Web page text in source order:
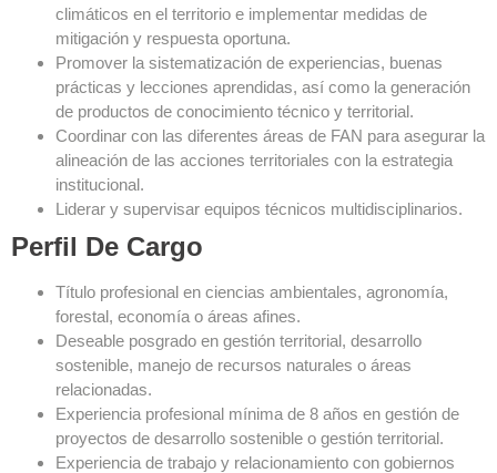
climáticos en el territorio e implementar medidas de
mitigación y respuesta oportuna.
Promover la sistematización de experiencias, buenas
prácticas y lecciones aprendidas, así como la generación
de productos de conocimiento técnico y territorial.
Coordinar con las diferentes áreas de FAN para asegurar la
alineación de las acciones territoriales con la estrategia
institucional.
Liderar y supervisar equipos técnicos multidisciplinarios.
Perfil De Cargo
Título profesional en ciencias ambientales, agronomía,
forestal, economía o áreas afines.
Deseable posgrado en gestión territorial, desarrollo
sostenible, manejo de recursos naturales o áreas
relacionadas.
Experiencia profesional mínima de 8 años en gestión de
proyectos de desarrollo sostenible o gestión territorial.
Experiencia de trabajo y relacionamiento con gobiernos